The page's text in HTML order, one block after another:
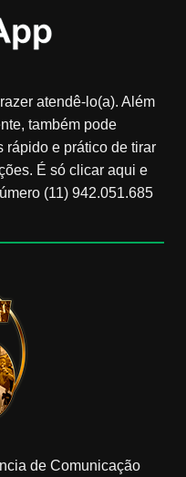
atendê-lo(a). Além
também pode
rápido e prático de tirar
É só clicar aqui e
(11) 942.051.685
de Comunicação